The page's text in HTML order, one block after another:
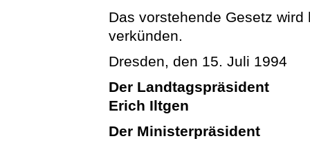
Das vorstehende Gesetz
verkünden.
Dresden, den 15. Juli 1994
Der Landtagspräsident
Erich Iltgen
Der Ministerpräsident